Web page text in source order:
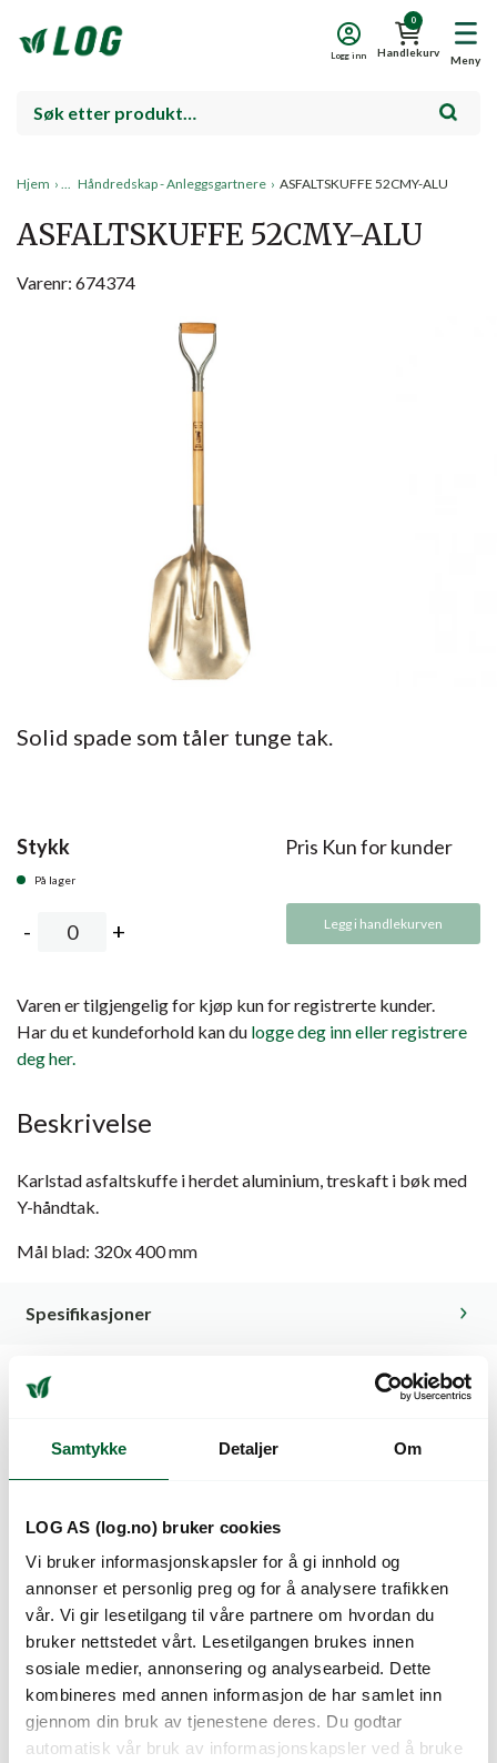
Samtykke Detaljer Om
LOG AS (log.no) bruker cookies
Vi bruker informasjonskapsler for å gi innhold og
annonser et personlig preg og for å analysere trafikken
vår. Vi gir lesetilgang til våre partnere om hvordan du
bruker nettstedet vårt. Lesetilgangen brukes innen
sosiale medier, annonsering og analysearbeid. Dette
kombineres med annen informasjon de har samlet inn
gjennom din bruk av tjenestene deres. Du godtar
automatisk vår bruk av informasjonskapsler ved å bruke
Meny
0
Handlekurv
Logg inn
Hjem › Håndredskap - Anleggsgartnere › ASFALTSKUFFE 52CMY-ALU
ASFALTSKUFFE 52CMY-ALU
Varenr: 674374
Solid spade som tåler tunge tak.
Stykk
På lager
Pris Kun for kunder
Legg i handlekurven
Varen er tilgjengelig for kjøp kun for registrerte kunder.
Har du et kundeforhold kan du logge deg inn eller registrere
deg her.
Beskrivelse
Karlstad asfaltskuffe i herdet aluminium, treskaft i bøk med
Y-håndtak.
Mål blad: 320x 400 mm
Spesifikasjoner
ASFALTRIVE 3000
UTEN BLAD
ASFALTRIVE 3000P U.
BLAD, M/
PLASTTREKK